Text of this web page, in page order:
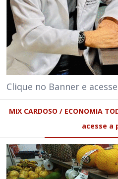
Clique no Banner e
MIX CARDOSO / ECONOMIA
acesse a